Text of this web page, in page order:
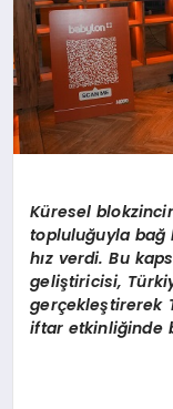
Küresel
topluluğuyla
hız verdi. Bu
geliştiricisi,
gerçekleştirerek
iftar etkinliğinde